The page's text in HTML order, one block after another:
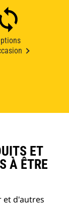
ET
À ÊTRE
et d'autres